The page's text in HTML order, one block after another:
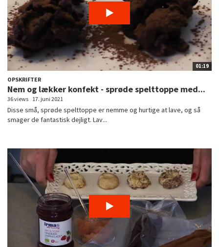
01:19
OPSKRIFTER
Nem og lækker konfekt - sprøde spelttoppe med...
36 views 17. juni 2021
Disse små, sprøde spelttoppe er nemme og hurtige at lave, og så
smager de fantastisk dejligt. Lav...